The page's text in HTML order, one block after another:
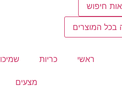
חיפוש
בכל המוצרים
ראשי כריות
מצעים